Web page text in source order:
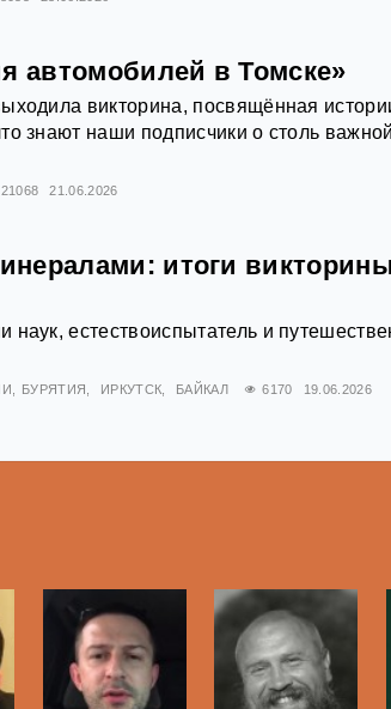
автомобилей в Томске»
викторина, посвящённая
знают наши подписчики о столь важной
21068 21.06.2026
итоги
наук, естествоиспытатель и
БУРЯТИЯ ИРКУТСК БАЙКАЛ 6170 19.06.2026